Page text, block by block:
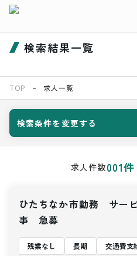
検索結果一覧
TOP 求人一覧
検索条件を変更する
求人件数001件
ひたちなか市勤務 サー
事 急募
残業なし 長期 交通費支